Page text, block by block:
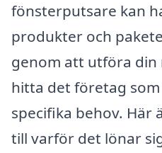
fönsterputsare kan
produkter och
genom att utföra din
hitta det företag
specifika behov. Här
till varför det lönar